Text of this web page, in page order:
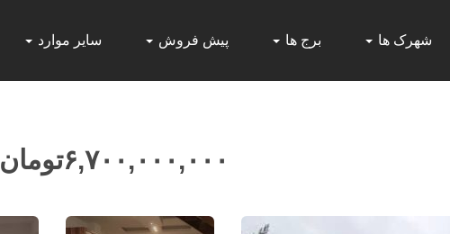
شهرک ها برج ها پیش فروش سایر موارد
۶,۷۰۰,۰۰۰,۰۰۰تومان